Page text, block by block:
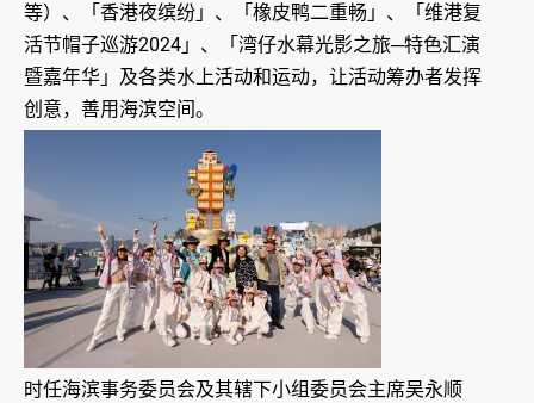
等）、「香港夜缤纷」、「橡皮鸭二重畅」、「维港复
活节帽子巡游2024」、「湾仔水幕光影之旅─特色汇演
暨嘉年华」及各类水上活动和运动，让活动筹办者发挥
创意，善用海滨空间。
时任海滨事务委员会及其辖下小组委员会主席吴永顺